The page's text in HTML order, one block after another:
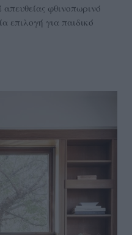
φθινοπωρινό
επιλογή για παιδικό